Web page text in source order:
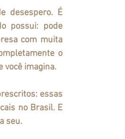
desespero. É
possui: pode
com muita
o
você imagina.
essas
no Brasil. E
seu.